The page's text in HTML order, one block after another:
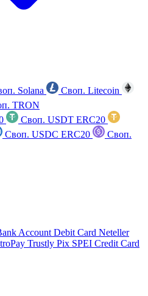
Solana
Своп. Litecoin
TRON
Своп. USDT ERC20
Своп. USDC ERC20
Своп.
Account Debit Card Neteller
Trustly Pix SPEI Credit Card